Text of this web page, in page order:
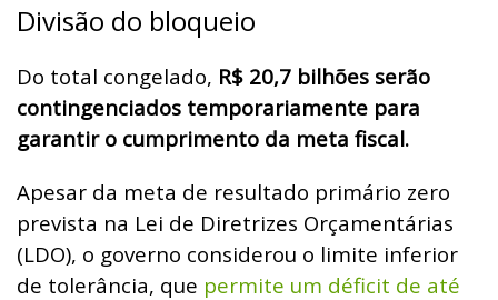
Divisão do bloqueio
Do total congelado, R$ 20,7 bilhões serão
contingenciados temporariamente para
garantir o cumprimento da meta fiscal.
Apesar da meta de resultado primário zero
prevista na Lei de Diretrizes Orçamentárias
(LDO), o governo considerou o limite inferior
de tolerância, que permite um déficit de até